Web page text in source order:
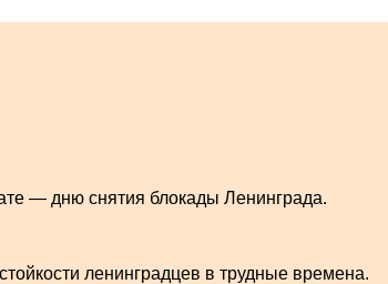
— дню снятия блокады Ленинграда.
ленинградцев в трудные времена.